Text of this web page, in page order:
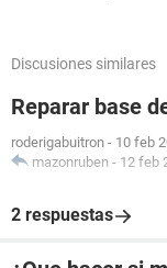
Discusiones similares
Reparar base
roderigabuitron - 10 feb
mazonruben - 12 feb
2 respuestas